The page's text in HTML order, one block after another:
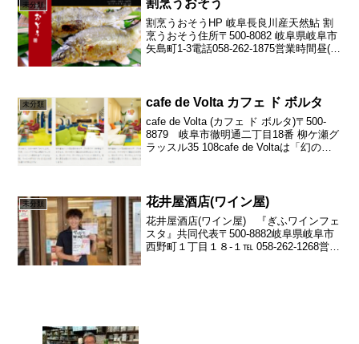
未分類 割烹うおそう
割烹うおそうHP 岐阜長良川産天然鮎 割
烹うおそう住所〒500-8082 岐阜県岐阜市
矢島町1-3電話058-262-1875営業時間昼(ラ
未分類 cafe de Volta カフェ ド ボルタ
cafe de Volta (カフェ ド ボルタ)〒500-
8879 岐阜市徹明通二丁目18番 柳ケ瀬グ
ラッスル35 108cafe de Voltaは「幻のコ
未分類 花井屋酒店(ワイン屋)
花井屋酒店(ワイン屋) 『ぎふワインフェ
スタ』共同代表〒500-8882岐阜県岐阜市
西野町１丁目１８-１℡ 058-262-1268営業